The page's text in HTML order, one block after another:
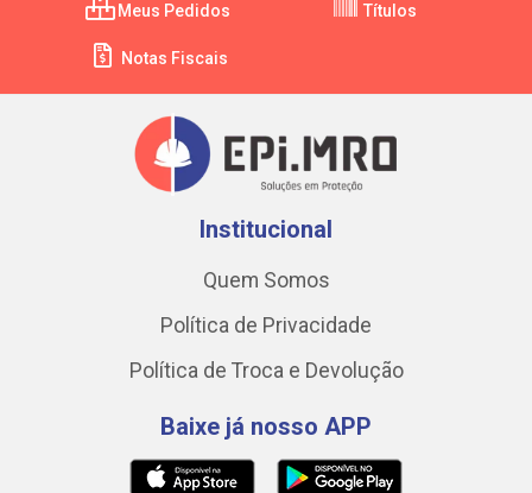
Meus Pedidos Títulos
Notas Fiscais
Institucional
Quem Somos
Política de Privacidade
Política de Troca e Devolução
Baixe já nosso APP